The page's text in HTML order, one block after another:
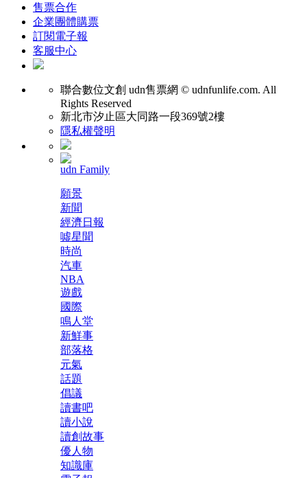
售票合作
企業團體購票
訂閱電子報
客服中心
聯合數位文創 udn售票網 © udnfunlife.com. All
Rights Reserved
新北市汐止區大同路一段369號2樓
隱私權聲明
udn Family
願景
新聞
經濟日報
噓星聞
時尚
汽車
NBA
遊戲
國際
鳴人堂
新鮮事
部落格
元氣
話題
倡議
讀書吧
讀小說
讀創故事
優人物
知識庫